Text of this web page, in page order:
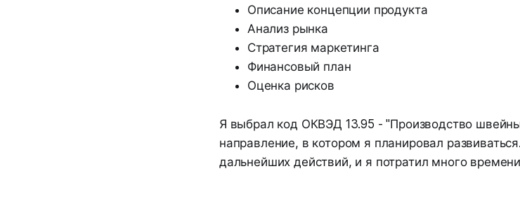
Описание концепции продукта
Анализ рынка
Стратегия маркетинга
Финансовый план
Оценка рисков
Я выбрал код ОКВЭД 13.95 - "Производство
направление, в котором я планировал
дальнейших действий, и я потратил много